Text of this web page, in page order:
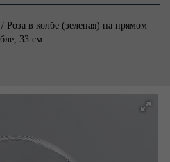
/ Роза в колбе (зеленая) на прямом
33 см